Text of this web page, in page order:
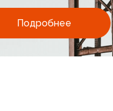
Подробнее